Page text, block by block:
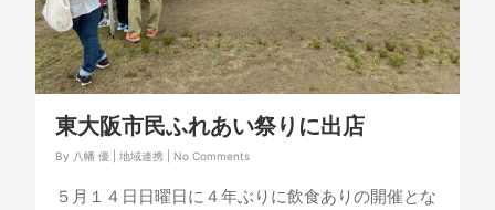
東大阪市民ふれあい祭りに出店
By 八幡 優 地域連携 No Comments
５月１４日日曜日に４年ぶりに飲食ありの開催とな